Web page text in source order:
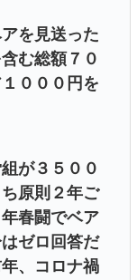
を見送った
む総額７０
０００円を
が３５００
原則２年ご
春闘でベア
ゼロ回答だ
、コロナ禍